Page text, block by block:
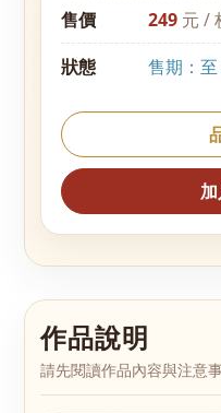
售價
249 元 /
狀態
售期：
作品說明
請先閱讀作品內容與注意